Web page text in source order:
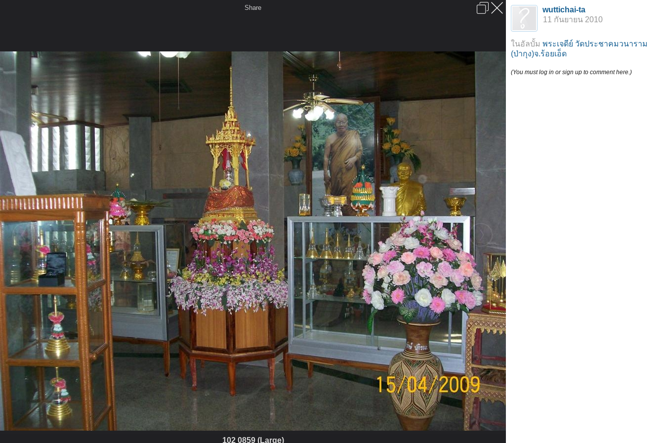
เข้าสู่ระบบหรือลงทะเบียน
หน้าแรก รูปภาพ General พระเจดีย์ วัดประชาคมวนาราม (ป่ากุง)จ.ร้อยเอ็ด
102 0859 (Large)
หน้าแรก เว็บบอร์ด มีอะไรใหม่ วิดีโอ รูปภาพ
หมวดหมู่ มีอะไรใหม่ แท็ก
เสียงธรรม สมาชิก ห้องสนทนา
ลงโฆษณา ติดต่อเรา ช่วยเหลือ
Share
102 0859 (Large)
wuttichai-ta
11 กันยายน 2010
ในอัลบั้ม พระเจดีย์ วัดประชาคมวนาราม
(ป่ากุง)จ.ร้อยเอ็ด
(You must log in or sign up to comment here.)